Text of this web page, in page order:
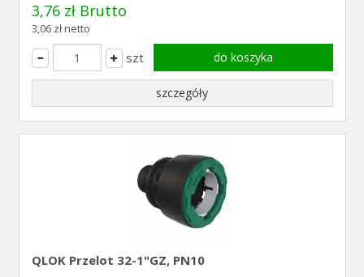
3,76 zł Brutto
3,06 zł netto
szt do koszyka
szczegóły
QLOK Przelot 32-1"GZ, PN10